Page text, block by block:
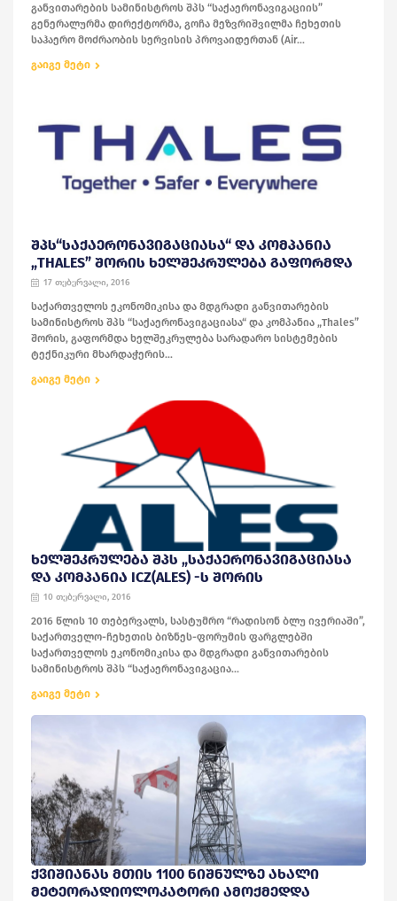
განვითარების სამინისტროს შპს “საქაერონავიგაციის”
გენერალურმა დირექტორმა, გოჩა მეზვრიშვილმა ჩეხეთის
საჰაერო მოძრაობის სერვისის პროვაიდერთან (Air...
გაიგე მეტი
ᲨᲞᲡ“ᲡᲐᲥᲐᲔᲠᲝᲜᲐᲕᲘᲒᲐᲪᲘᲐᲡᲐ“ ᲓᲐ ᲙᲝᲛᲞᲐᲜᲘᲐ
„THALES” ᲨᲝᲠᲘᲡ ᲮᲔᲚᲨᲔᲙᲠᲣᲚᲔᲑᲐ ᲒᲐᲤᲝᲠᲛᲓᲐ
17 თებერვალი, 2016
საქართველოს ეკონომიკისა და მდგრადი განვითარების
სამინისტროს შპს “საქაერონავიგაციასა“ და კომპანია „Thales”
შორის, გაფორმდა ხელშეკრულება სარადარო სისტემების
ტექნიკური მხარდაჭერის...
გაიგე მეტი
ᲮᲔᲚᲨᲔᲙᲠᲣᲚᲔᲑᲐ ᲨᲞᲡ „ᲡᲐᲥᲐᲔᲠᲝᲜᲐᲕᲘᲒᲐᲪᲘᲐᲡᲐ
ᲓᲐ ᲙᲝᲛᲞᲐᲜᲘᲐ ICZ(ALES) -Ს ᲨᲝᲠᲘᲡ
10 თებერვალი, 2016
2016 წლის 10 თებერვალს, სასტუმრო “რადისონ ბლუ ივერიაში”,
საქართველო-ჩეხეთის ბიზნეს-ფორუმის ფარგლებში
საქართველოს ეკონომიკისა და მდგრადი განვითარების
სამინისტროს შპს “საქაერონავიგაცია...
გაიგე მეტი
ᲥᲕᲘᲨᲘᲐᲜᲐᲡ ᲛᲗᲘᲡ 1100 ᲜᲘᲨᲜᲣᲚᲖᲔ ᲐᲮᲐᲚᲘ
ᲛᲔᲢᲔᲝᲠᲐᲓᲘᲝᲚᲝᲙᲐᲢᲝᲠᲘ ᲐᲛᲝᲥᲛᲔᲓᲓᲐ